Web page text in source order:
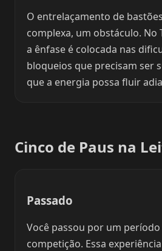
O entrelaçamento de
complexa, um obstáculo. No
a ênfase é colocada nas
bloqueios que precisam ser
que a energia possa fluir
Cinco de Paus na
Passado
Você passou por um
competição. Essa